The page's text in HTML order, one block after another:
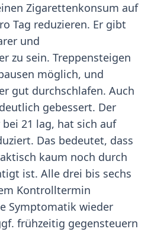
Zigarettenkonsum auf
Tag reduzieren. Er gibt
und
zu sein. Treppensteigen
möglich, und
gut durchschlafen. Auch
gebessert. Der
bei 21 lag, hat sich auf
Das bedeutet, dass
kaum noch durch
ist. Alle drei bis sechs
Kontrolltermin
Symptomatik wieder
frühzeitig gegensteuern